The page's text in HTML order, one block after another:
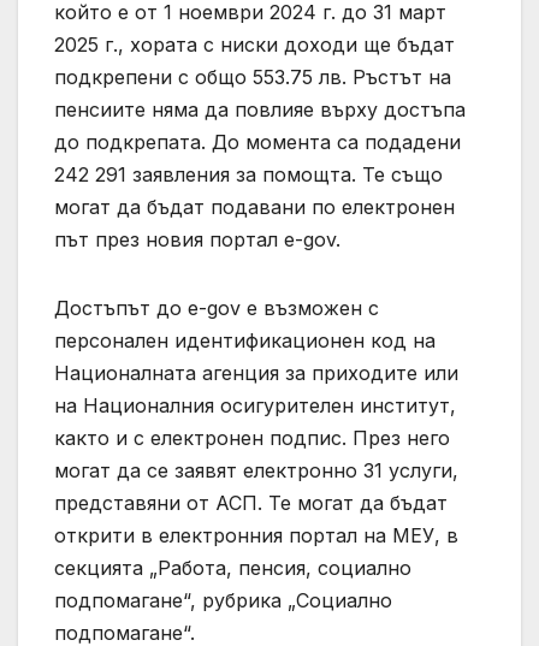
който е от 1 ноември 2024 г. до 31 март
2025 г., хората с ниски доходи ще бъдат
подкрепени с общо 553.75 лв. Ръстът на
пенсиите няма да повлияе върху достъпа
до подкрепата. До момента са подадени
242 291 заявления за помощта. Те също
могат да бъдат подавани по електронен
път през новия портал e-gov.
Достъпът до e-gov е възможен с
персонален идентификационен код на
Националната агенция за приходите или
на Националния осигурителен институт,
както и с електронен подпис. През него
могат да се заявят електронно 31 услуги,
представяни от АСП. Те могат да бъдат
открити в електронния портал на МЕУ, в
секцията „Работа, пенсия, социално
подпомагане“, рубрика „Социално
подпомагане“.